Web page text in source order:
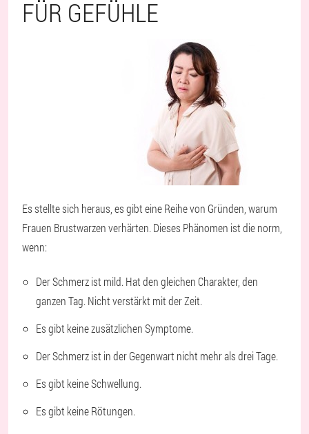
FÜR GEFÜHLE
Es stellte sich heraus, es gibt eine Reihe von Gründen, warum
Frauen Brustwarzen verhärten. Dieses Phänomen ist die norm,
wenn:
Der Schmerz ist mild. Hat den gleichen Charakter, den
ganzen Tag. Nicht verstärkt mit der Zeit.
Es gibt keine zusätzlichen Symptome.
Der Schmerz ist in der Gegenwart nicht mehr als drei Tage.
Es gibt keine Schwellung.
Es gibt keine Rötungen.